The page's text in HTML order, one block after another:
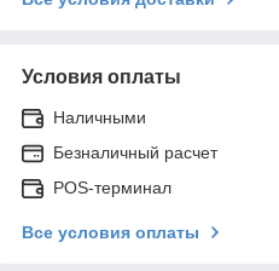
Условия оплаты
Наличными
Безналичный расчет
POS-терминал
Все условия оплаты